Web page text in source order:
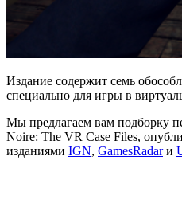
Издание содержит семь
специально для игры в
Мы предлагаем вам подборку
Noire: The VR Case Files,
изданиями IGN, GamesRadarи